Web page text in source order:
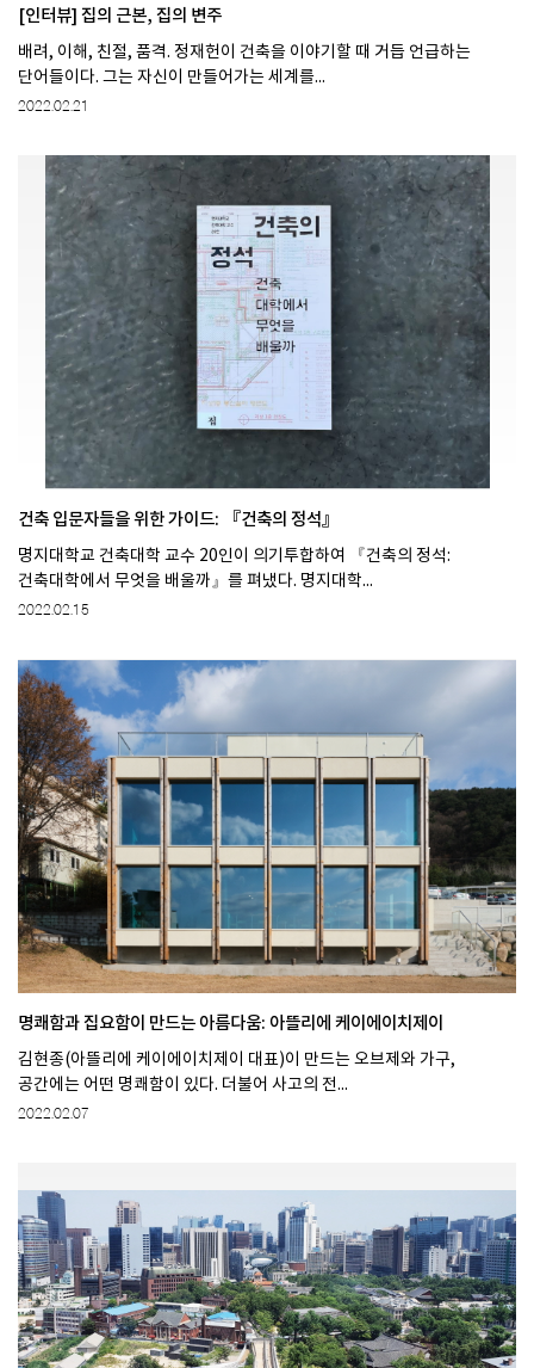
[인터뷰] 집의 근본, 집의 변주
배려, 이해, 친절, 품격. 정재헌이 건축을 이야기할 때 거듭 언급하는
단어들이다. 그는 자신이 만들어가는 세계를...
2022.02.21
건축 입문자들을 위한 가이드: 『건축의 정석』
명지대학교 건축대학 교수 20인이 의기투합하여 『건축의 정석:
건축대학에서 무엇을 배울까』를 펴냈다. 명지대학...
2022.02.15
명쾌함과 집요함이 만드는 아름다움: 아뜰리에 케이에이치제이
김현종(아뜰리에 케이에이치제이 대표)이 만드는 오브제와 가구,
공간에는 어떤 명쾌함이 있다. 더불어 사고의 전...
2022.02.07